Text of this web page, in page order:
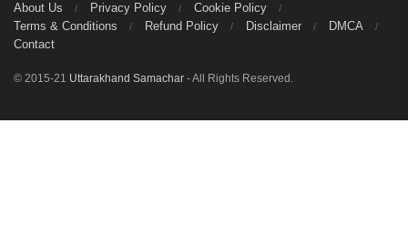
About Us Privacy Policy
Cookie Policy
Terms & Conditions
Refund Policy Disclaimer
DMCA
Contact
© 2015-21 Uttarakhand Samachar - All Rights Reserved.